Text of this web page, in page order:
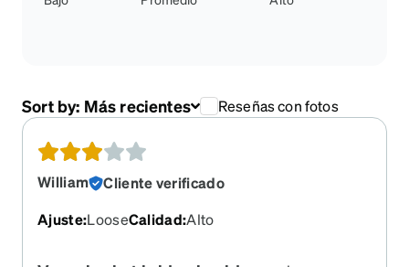
Sort by: Más recientes Reseñas con fotos
William
Cliente verificado
Ajuste:LooseCalidad:Alto